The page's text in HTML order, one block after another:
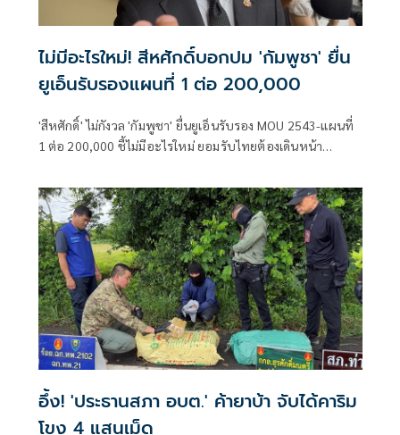
ไม่มีอะไรใหม่! สีหศักดิ์บอกปม 'กัมพูชา' ยื่น
ยูเอ็นรับรองแผนที่ 1 ต่อ 200,000
'สีหศักดิ์' ไม่กังวล 'กัมพูชา' ยื่นยูเอ็นรับรอง MOU 2543-แผนที่
1 ต่อ 200,000​ ชี้ไม่มีอะไรใหม่ ยอมรับไทยต้องเดินหน้า
ระวังตกเป็นเครื่องมือเขมร​
อึ้ง! 'ประธานสภา อบต.' ค้ายาบ้า จับได้คาริม
โขง 4 แสนเม็ด